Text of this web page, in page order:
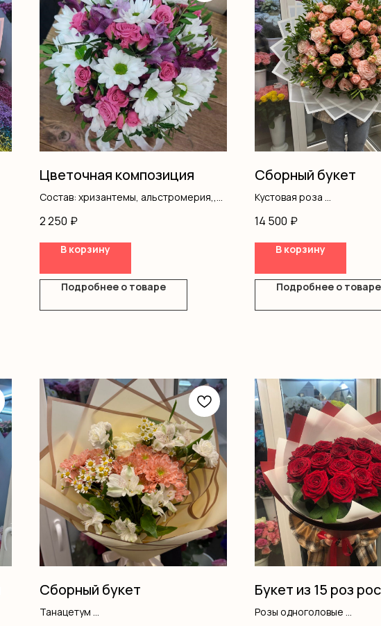
Цветочная композиция
Состав: хризантемы, альстромерия,,
2 250 ₽
В корзину
Подробнее о товаре
Сборный букет
Кустовая роза
Оформление
14 500 ₽
В корзину
Подробнее о товаре
Сборный букет
Танацетум
Букет из 15 роз
Розы одноголовые